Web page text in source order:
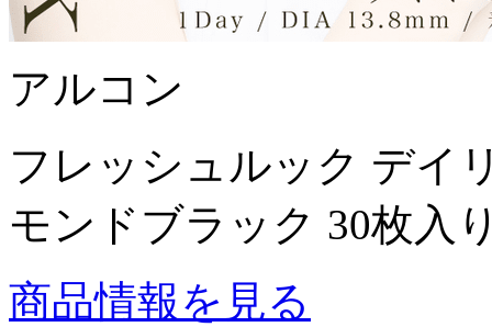
アルコン
フレッシュルック デイ
モンドブラック 30枚入
商品情報を見る